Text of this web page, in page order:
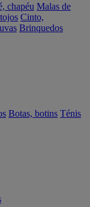
chapéu Malas de
Cinto,
Brinquedos
Botas, botins Ténis